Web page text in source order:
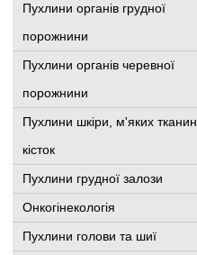
Пухлини органів грудної
порожнини
Пухлини органів черевної
порожнини
Пухлини шкіри, м'яких тканин,
кісток
Пухлини грудної залози
Онкогінекологія
Пухлини голови та шиї